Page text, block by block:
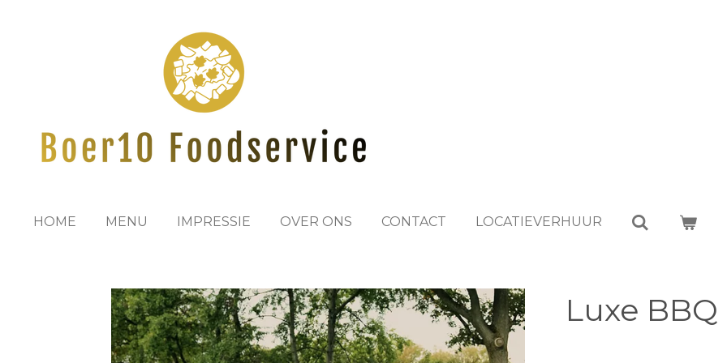
HOME MENU IMPRESSIE OVER ONS CONTACT LOCATIEVERHUUR
Luxe BBQ